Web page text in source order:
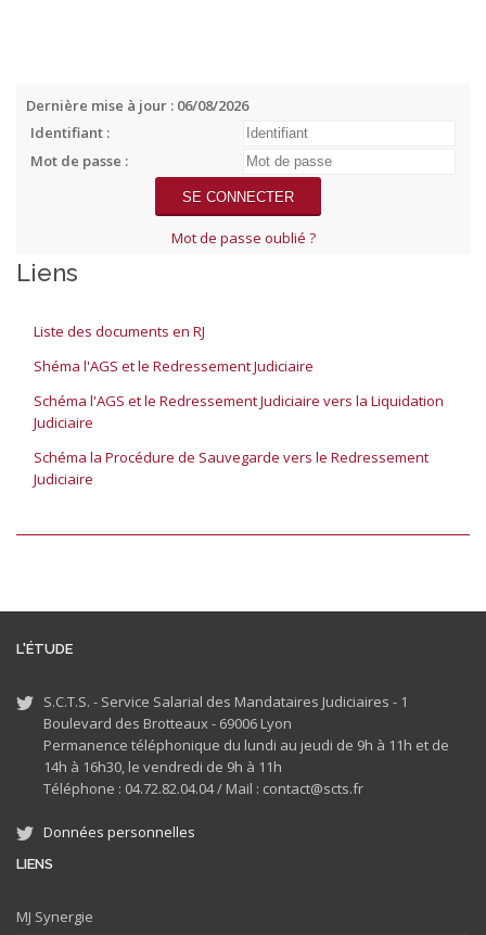
Dernière mise à jour : 06/08/2026
Identifiant :
Mot de passe :
Mot de passe oublié ?
Liens
Liste des documents en RJ
Shéma l'AGS et le Redressement Judiciaire
Schéma l'AGS et le Redressement Judiciaire vers la Liquidation
Judiciaire
Schéma la Procédure de Sauvegarde vers le Redressement
Judiciaire
L'ÉTUDE
S.C.T.S. - Service Salarial des Mandataires Judiciaires - 1
Boulevard des Brotteaux - 69006 Lyon
Permanence téléphonique du lundi au jeudi de 9h à 11h et de
14h à 16h30, le vendredi de 9h à 11h
Téléphone : 04.72.82.04.04 / Mail : contact@scts.fr
Données personnelles
LIENS
MJ Synergie